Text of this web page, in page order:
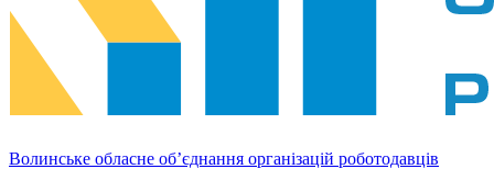
Волинське обласне об’єднання організацій роботодавців